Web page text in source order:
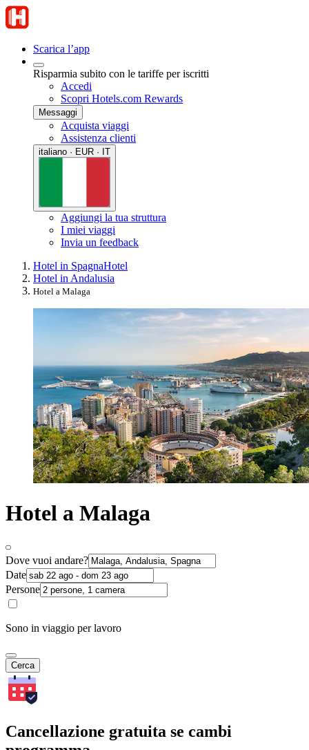
Scarica l’app
Risparmia subito con le tariffe per iscritti
Accedi
Scopri Hotels.com Rewards
Messaggi
Acquista viaggi
Assistenza clienti
italiano · EUR · IT
Aggiungi la tua struttura
I miei viaggi
Invia un feedback
Hotel in SpagnaHotel
Hotel in Andalusia
Hotel a Malaga
Hotel a Malaga
Dove vuoi andare?
Date
Persone
Sono in viaggio per lavoro
Cerca
Cancellazione gratuita se cambi